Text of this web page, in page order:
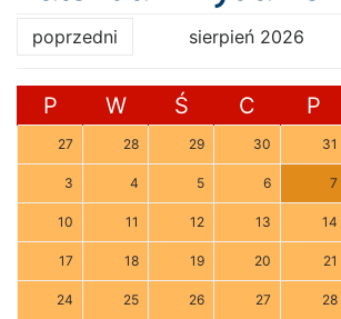
poprzedni sierpień 2026
P W Ś C P
27 28 29 30 31
3 4 5 6 7
10 11 12 13 14
17 18 19 20 21
24 25 26 27 28